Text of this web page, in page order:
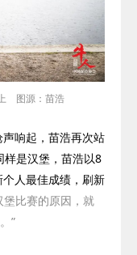
图源：苗浩
响起，苗浩再次站
样是汉堡，苗浩以8
人最佳成绩，刷新
堡比赛的原因，就
”